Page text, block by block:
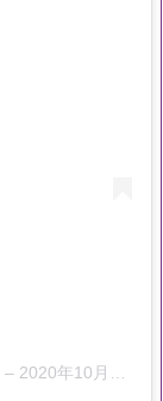
– 2020年10月月2日午前6時28分PDT